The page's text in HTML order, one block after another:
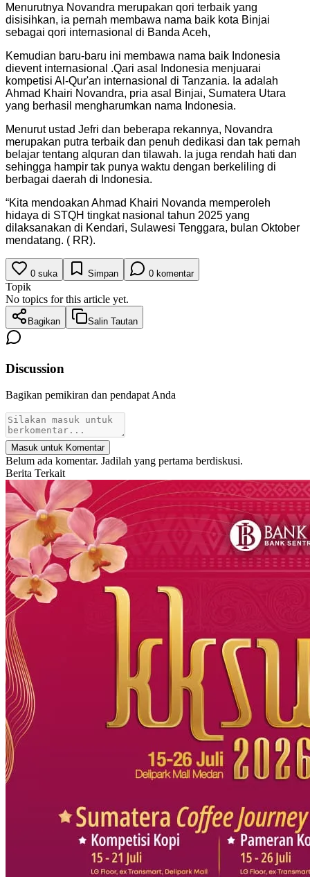
Menurutnya Novandra merupakan qori terbaik yang
disisihkan, ia pernah membawa nama baik kota Binjai
sebagai qori internasional di Banda Aceh,
Kemudian baru-baru ini membawa nama baik Indonesia
dievent internasional .Qari asal Indonesia menjuarai
kompetisi Al-Qur'an internasional di Tanzania. Ia adalah
Ahmad Khairi Novandra, pria asal Binjai, Sumatera Utara
yang berhasil mengharumkan nama Indonesia.
Menurut ustad Jefri dan beberapa rekannya, Novandra
merupakan putra terbaik dan penuh dedikasi dan tak pernah
belajar tentang alquran dan tilawah. Ia juga rendah hati dan
sehingga hampir tak punya waktu dengan berkeliling di
berbagai daerah di Indonesia.
“Kita mendoakan Ahmad Khairi Novanda memperoleh
hidaya di STQH tingkat nasional tahun 2025 yang
dilaksanakan di Kendari, Sulawesi Tenggara, bulan Oktober
mendatang. ( RR).
0 suka Simpan 0 komentar
Topik
No topics for this article yet.
Bagikan Salin Tautan
Discussion
Bagikan pemikiran dan pendapat Anda
Masuk untuk Komentar
Belum ada komentar. Jadilah yang pertama berdiskusi.
Berita Terkait